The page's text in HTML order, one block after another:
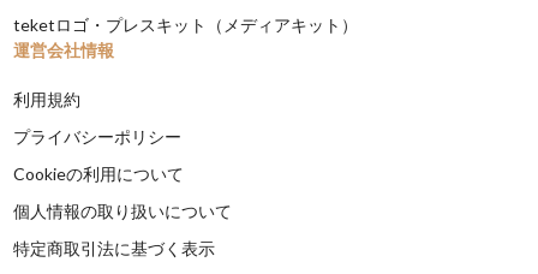
teketロゴ・プレスキット（メディアキット）
運営会社情報
利用規約
プライバシーポリシー
Cookieの利用について
個人情報の取り扱いについて
特定商取引法に基づく表示